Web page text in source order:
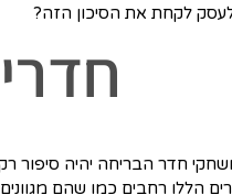
לקחת את הסיכון הזה?
חדר הבריחה יהיה סיפור
הללו רחבים כמו שהם